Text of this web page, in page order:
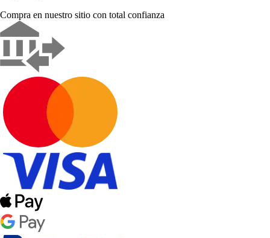
Compra en nuestro sitio con total confianza